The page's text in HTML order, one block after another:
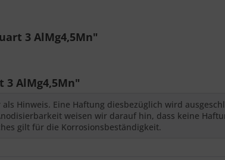
3 AlMg4,5Mn"
3 AlMg4,5Mn"
Hinweis. Eine Haftung diesbezüglich wird
weisen wir darauf hin, dass keine
gilt für die Korrosionsbeständigkeit.